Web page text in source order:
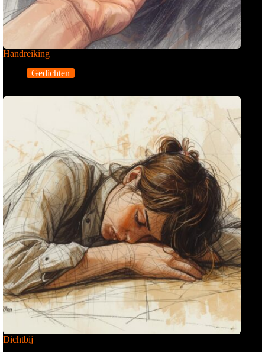
Handreiking
Gedichten
Dichtbij